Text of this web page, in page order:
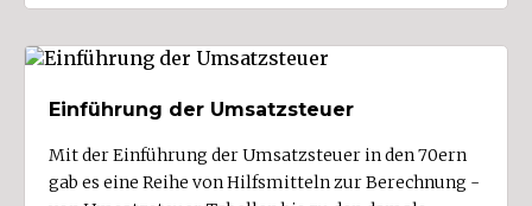
Einführung der Umsatzsteuer
Mit der Einführung der Umsatzsteuer in den 70ern
gab es eine Reihe von Hilfsmitteln zur Berechnung -